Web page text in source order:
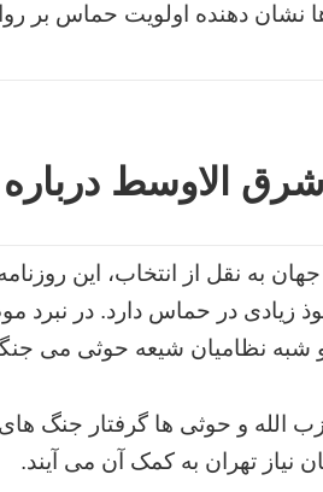
نشان دهنده اولویت حماس بر
شرق الاوسط
به نقل از انتخاب، این
زیادی در حماس دارد. در نبرد
و شبه نظامیان شیعه حوثی می
الله و حوثی ها گرفتار جنگ
نیاز تهران به کمک آن می آیند.